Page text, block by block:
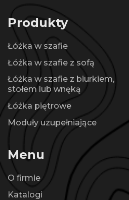
Produkty
Łóżka w szafie
Łóżka w szafie z sofą
Łóżka w szafie z biurkiem,
stołem lub wnęką
Łóżka piętrowe
Moduły uzupełniające
Menu
O firmie
Katalogi